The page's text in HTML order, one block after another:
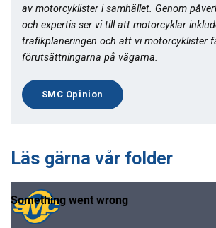
av motorcyklister i samhället. Genom
och expertis ser vi till att motorcyklar
trafikplaneringen och att vi motorcyklister
förutsättningarna på vägarna.
SMC Opinion
Läs gärna vår folder